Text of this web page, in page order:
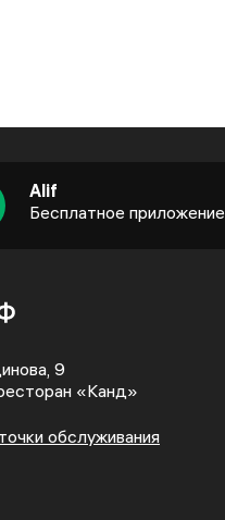
Alif
Бесплатное приложение
9
«Канд»
обслуживания